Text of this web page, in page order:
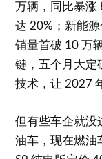
万辆，同比暴涨
达 20%；新能
销量首破 10 万
键，五个月大定
技术，让 2027
但有些车企就没
油车，现在燃油